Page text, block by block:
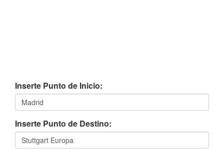
Inserte Punto de Inicio:
Inserte Punto de Destino: